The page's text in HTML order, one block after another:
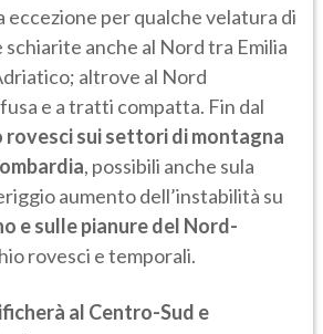
eccezione per qualche velatura di
schiarite anche al Nord tra Emilia
altrove al Nord
e a tratti compatta. Fin dal
rovesci sui settori di montagna
, possibili anche sula
aumento dell’instabilità su
e sulle pianure del Nord-
rovesci e temporali.
al Centro-Sud e